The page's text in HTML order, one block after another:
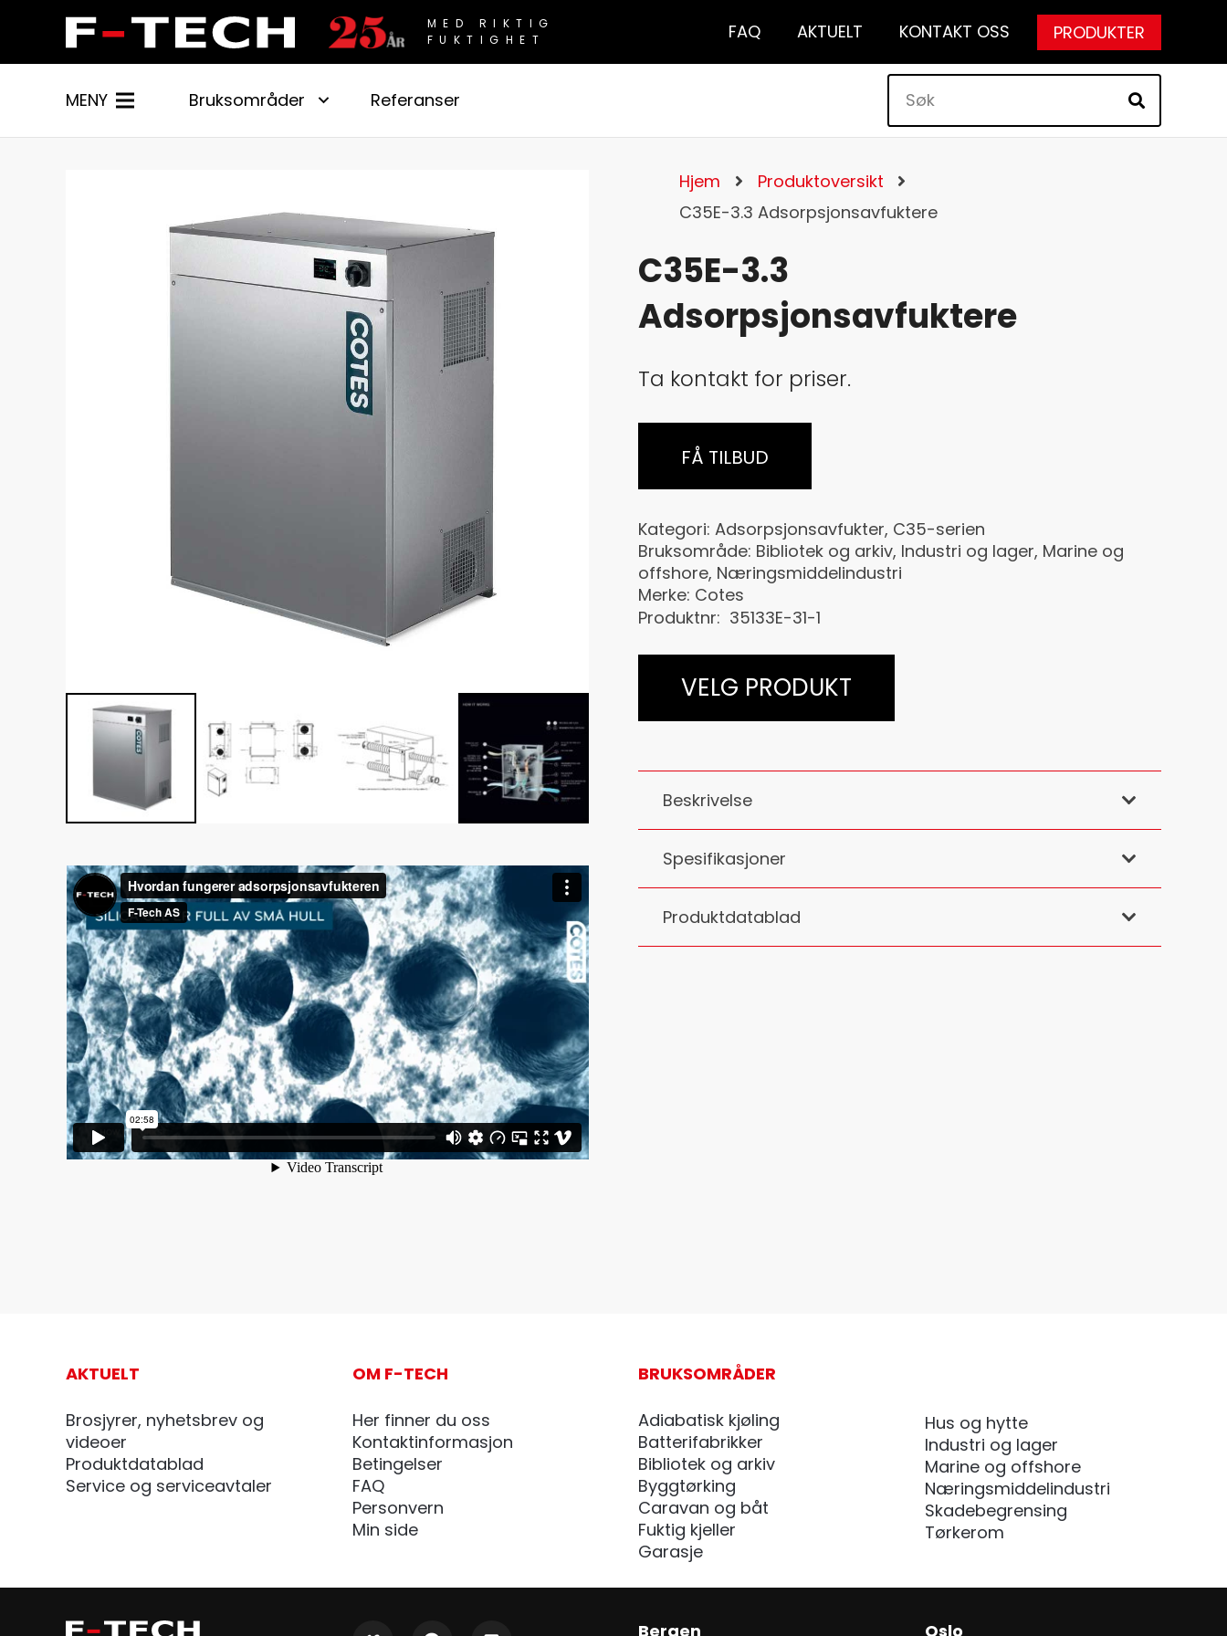
MED RIKTIG
FUKTIGHET
FAQ AKTUELT KONTAKT OSS PRODUKTER
MENY Bruksområder Referanser
Hjem
Produktoversikt
C35E-3.3 Adsorpsjonsavfuktere
C35E-3.3
Adsorpsjonsavfuktere
Ta kontakt for priser.
FÅ TILBUD
Kategori: Adsorpsjonsavfukter, C35-serien
Bruksområde: Bibliotek og arkiv, Industri og lager, Marine og
offshore, Næringsmiddelindustri
Merke: Cotes
Produktnr: 35133E-31-1
VELG PRODUKT
Beskrivelse
Spesifikasjoner
Produktdatablad
AKTUELT
Brosjyrer, nyhetsbrev og
videoer
Produktdatablad
Service og serviceavtaler
OM F-TECH
Her finner du oss
Kontaktinformasjon
Betingelser
FAQ
Personvern
Min side
BRUKSOMRÅDER
Adiabatisk kjøling
Batterifabrikker
Bibliotek og arkiv
Byggtørking
Caravan og båt
Fuktig kjeller
Garasje
Hus og hytte
Industri og lager
Marine og offshore
Næringsmiddelindustri
Skadebegrensing
Tørkerom
Bergen Oslo